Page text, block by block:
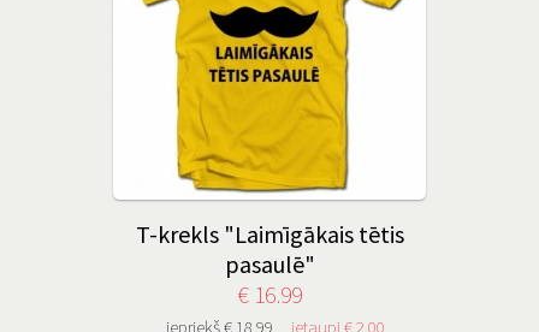
T-krekls "Laimīgākais tētis
pasaulē"
€ 16.99
iepriekš € 18.99 ietaupi € 2.00